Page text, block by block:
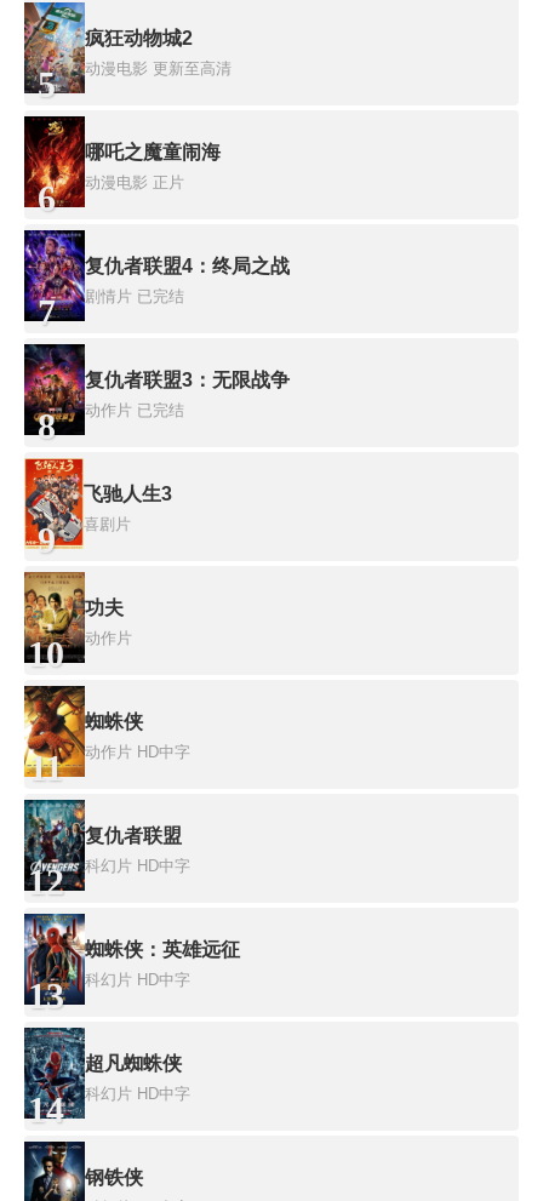
5
疯狂动物城2
动漫电影 更新至高清
6
哪吒之魔童闹海
动漫电影 正片
7
复仇者联盟4：终局之战
剧情片 已完结
8
复仇者联盟3：无限战争
动作片 已完结
9
飞驰人生3
喜剧片
10
功夫
动作片
11
蜘蛛侠
动作片 HD中字
12
复仇者联盟
科幻片 HD中字
13
蜘蛛侠：英雄远征
科幻片 HD中字
14
超凡蜘蛛侠
科幻片 HD中字
钢铁侠